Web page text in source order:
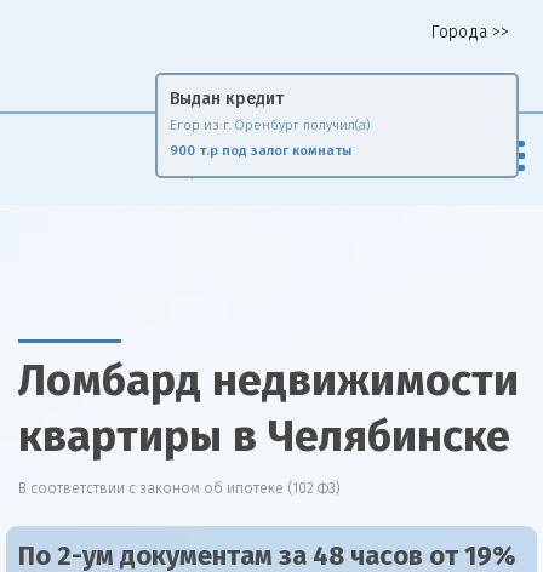
Города >>
FinRise
Ломбард недвижимости
квартиры в Челябинске
В соответствии с законом об ипотеке (102 ФЗ)
По 2-ум документам за 48 часов от 19%
Выдан кредит
Егор из г. Оренбург получил(а)
900 т.р под залог комнаты